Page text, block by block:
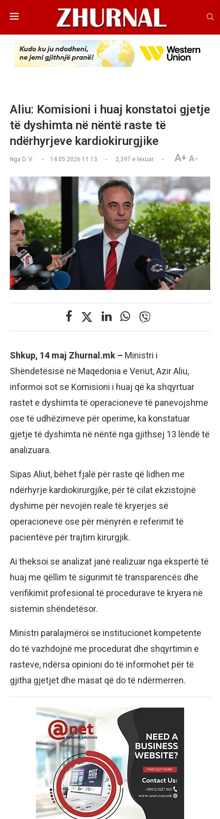
Aliu: Komisioni i huaj konstatoi gjetje
të dyshimta në nëntë raste të
ndërhyrjeve kardiokirurgjike
Nga D. V. 14.05.2026 11:13 2,397 e lexuar A+ A-
Shkup, 14 maj Zhurnal.mk – Ministri i
Shëndetësisë në Maqedonia e Veriut, Azir Aliu,
informoi sot se Komisioni i huaj që ka shqyrtuar
rastet e dyshimta të operacioneve të panevojshme
ose të udhëzimeve për operime, ka konstatuar
gjetje të dyshimta në nëntë nga gjithsej 13 lëndë të
analizuara.
Sipas Aliut, bëhet fjalë për raste që lidhen me
ndërhyrje kardiokirurgjike, për të cilat ekzistojnë
dyshime për nevojën reale të kryerjes së
operacioneve ose për mënyrën e referimit të
pacientëve për trajtim kirurgjik.
Ai theksoi se analizat janë realizuar nga ekspertë të
huaj me qëllim të sigurimit të transparencës dhe
verifikimit profesional të procedurave të kryera në
sistemin shëndetësor.
Ministri paralajmëroi se institucionet kompetente
do të vazhdojnë me procedurat dhe shqyrtimin e
rasteve, ndërsa opinioni do të informohet për të
gjitha gjetjet dhe masat që do të ndërmerren.